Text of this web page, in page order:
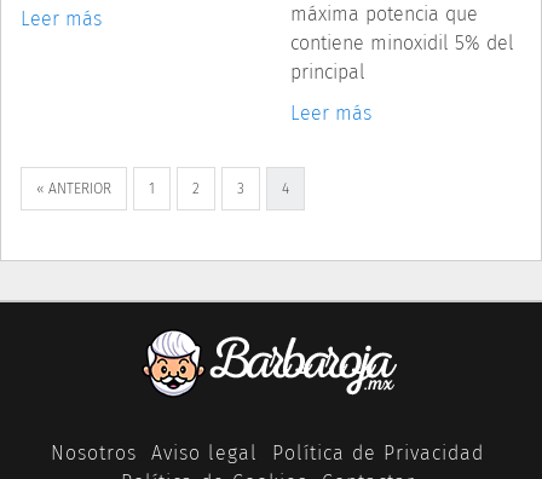
Leer más
máxima potencia que
contiene minoxidil 5% del
principal
Leer más
« ANTERIOR 1 2 3 4
Nosotros Aviso legal
Política de Privacidad